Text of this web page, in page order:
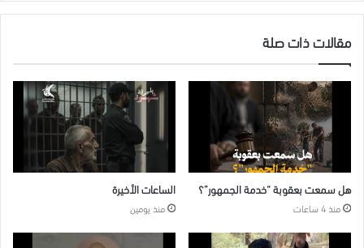
مقالات ذات صلة
هل سمعت بعقوبة “خدمة الجمهور”؟
منذ 4 ساعات
الساعات الأخيرة
منذ يومين